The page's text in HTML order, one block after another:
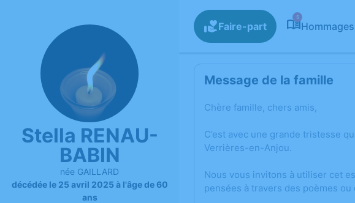
Stella RENAU-
BABIN
née GAILLARD
décédée le 25 avril 2025 à l'âge de 60
ans
Faire-part
5
Hommages
Message de la famille
Chère famille, chers amis,
C’est avec une grande tristesse
Verrières-en-Anjou.
Nous vous invitons à utiliser cet
pensées à travers des poèmes